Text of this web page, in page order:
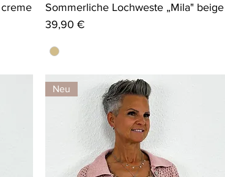
Sommerliche Lochweste „Mila" beige
Preis
39,90 €
Neu